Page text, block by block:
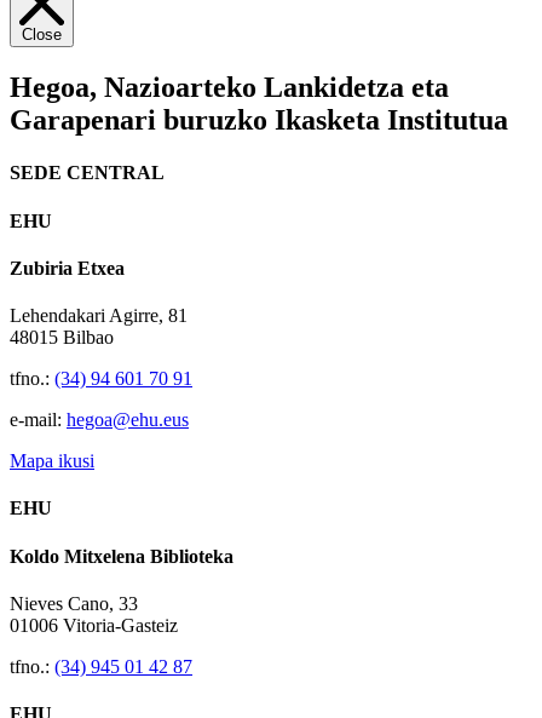
Close
Hegoa, Nazioarteko Lankidetza eta
Garapenari buruzko Ikasketa Institutua
SEDE CENTRAL
EHU
Zubiria Etxea
Lehendakari Agirre, 81
48015 Bilbao
tfno.: (34) 94 601 70 91
e-mail: hegoa@ehu.eus
Mapa ikusi
EHU
Koldo Mitxelena Biblioteka
Nieves Cano, 33
01006 Vitoria-Gasteiz
tfno.: (34) 945 01 42 87